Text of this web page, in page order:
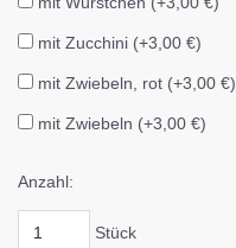
mit Zucchini (+3,00 €)
mit Zwiebeln, rot (+3,00 €)
mit Zwiebeln (+3,00 €)
Anzahl:
Stück